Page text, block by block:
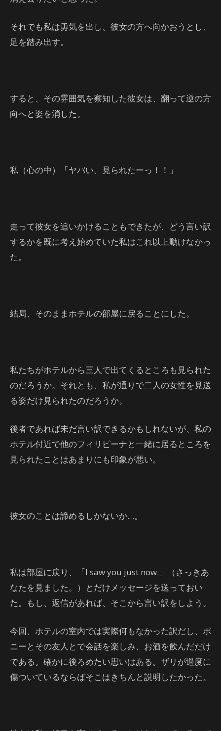
それでも私は勇気を出し、彼女の方へ向かおうとし、
足を踏み出す。
すると、その雰囲気を察知した彼女は、翻って逆の方
向へと姿を消した。
私（心の中）「ヤバい、見られたーっ！！」
走って彼女を追いかけることもできたが、どう言い訳
するかを既に考え始めていた私はこれ以上動けなかっ
た。
結局、そのままホテルの部屋に戻ることにした。
私たちがホテルから三人で出てくるところも見られた
のだろうか。それとも、私が通りで二人の女性を見送
る姿だけ見られたのだろうか。
後者であれば未だ言い訳できるかもしれないが、私の
ホテル付近で他のフィリピーナと一緒に居るところを
見られたことはあまりにも印象が悪い。
彼女のことは諦めるしかないか…。
私は部屋に戻り、「I saw you just now.」（さっきあ
なたを見ました。）とだけメッセージを送っておい
た。もし、返信があれば、そこから言い訳をしよう。
今回、ホテルの室内では実際何もなかった訳だし、ポ
ニーとその友人とで会話を楽しみ、お酒を飲んだだけ
である。確かに後ろめたい思いはある。ザリが過度に
傷ついているならばそこはきちんと説明したかった。